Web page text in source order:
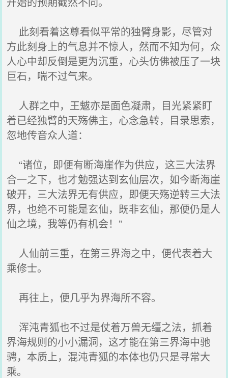
此刻看着这尊看似平常的独臂身影，尽管对
方此刻身上的气息并不惊人，然而不知为何，众
人心中却反倒是更为沉重，心头仿佛被压了一块
巨石，喘不过气来。
人群之中，王魃亦是面色凝肃，目光紧紧盯
着已经独臂的天殇佛主，心念急转，目录思索，
忽地传音众人道：
“诸位，即便有断海崖作为供应，这三大法界
合一之下，也才勉强达到玄仙层次，如今断海崖
破开，三大法界无有供应，即便天殇逆转三大法
界，也绝不可能是玄仙，既非玄仙，那便仍是人
仙之境，我等仍有机会！”
人仙前三重，在第三界海之中，便代表着大
乘修士。
再往上，便几乎为界海所不容。
浑沌青狐也不过是仗着万兽无缰之法，抓着
界海规则的小小漏洞，这才能在第三界海中驰
骋，本质上，混沌青狐的本体也仍只是寻常大
乘。